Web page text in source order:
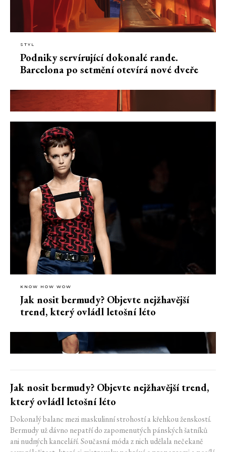
STYL
Podniky servírující dokonalé rande.
Barcelona po setmění otevírá nové dveře
KNOW HOW WOW
Jak nosit bermudy? Objevte nejžhavější
trend, který ovládl letošní léto
Jak nosit bermudy? Objevte nejžhavější trend,
který ovládl letošní léto
Dokonalý balanc mezi maskulinní strohostí a křehkou ženskostí.
Bermudy už dávno nepatří do zapomenutých pánských šatníků
ani nudných kanceláří. Současná móda z nich udělala nečekaně